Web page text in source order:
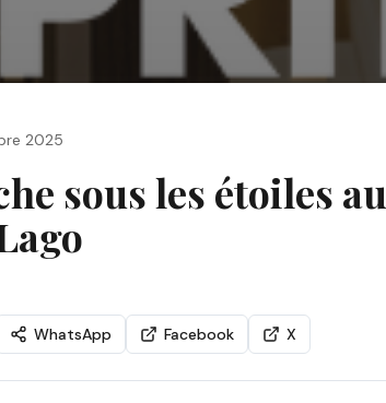
2025
sous les étoiles au
WhatsApp Facebook X